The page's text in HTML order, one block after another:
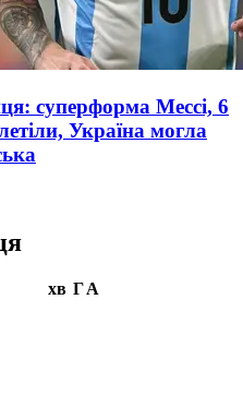
суперформа Мессі, 6
Україна могла
хв ГА